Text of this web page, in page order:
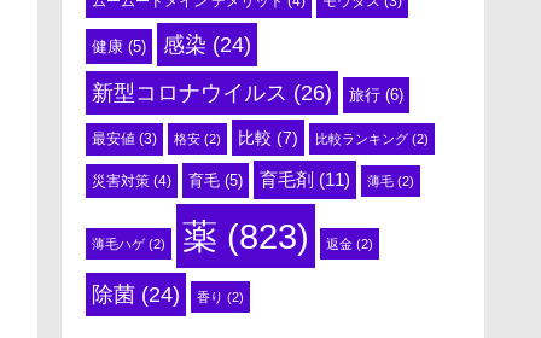
健康 (5) 感染 (24)
新型コロナウイルス (26) 旅行 (6)
最安値 (3) 格安 (2) 比較 (7) 比較ランキング (2)
災害対策 (4) 育毛 (5) 育毛剤 (11) 薄毛 (2)
薄毛ハゲ(2) 薬 (823) 返金 (2)
除菌 (24) 香り (2)